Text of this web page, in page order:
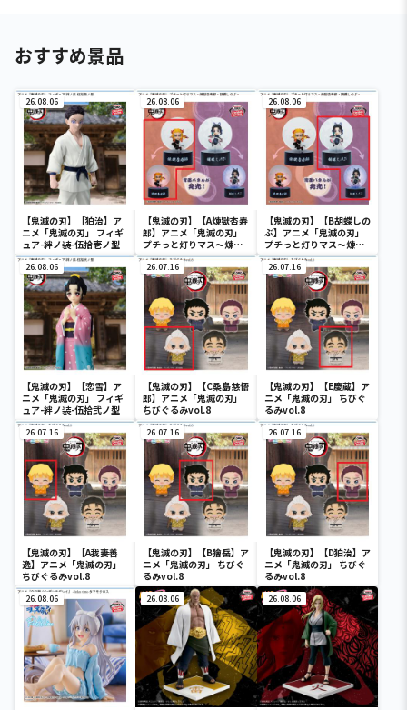
おすすめ景品
26.08.06
【鬼滅の刃】【狛治】ア
ニメ「鬼滅の刃」 フィギ
ュア-絆ノ装-伍拾壱ノ型
26.08.06
【鬼滅の刃】【A煉獄杏寿
郎】アニメ「鬼滅の刃」
プチっと灯りマス～煉獄
杏寿郎・胡蝶しのぶ～
26.08.06
【鬼滅の刃】【B胡蝶しの
ぶ】アニメ「鬼滅の刃」
プチっと灯りマス～煉獄
杏寿郎・胡蝶しのぶ～
26.08.06
【鬼滅の刃】【恋雪】ア
ニメ「鬼滅の刃」 フィギ
ュア-絆ノ装-伍拾弐ノ型
26.07.16
【鬼滅の刃】【C桑島慈悟
郎】アニメ「鬼滅の刃」
ちびぐるみvol.8
26.07.16
【鬼滅の刃】【E慶蔵】ア
ニメ「鬼滅の刃」 ちびぐ
るみvol.8
26.07.16
【鬼滅の刃】【A我妻善
逸】アニメ「鬼滅の刃」
ちびぐるみvol.8
26.07.16
【鬼滅の刃】【B獪岳】ア
ニメ「鬼滅の刃」 ちびぐ
るみvol.8
26.07.16
【鬼滅の刃】【D狛治】ア
ニメ「鬼滅の刃」 ちびぐ
るみvol.8
26.08.06 26.08.06 26.08.06